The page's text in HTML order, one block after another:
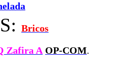
Bricos
Zafira A OP-COM.